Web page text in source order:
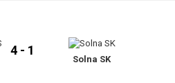
4 - 1
Solna SK